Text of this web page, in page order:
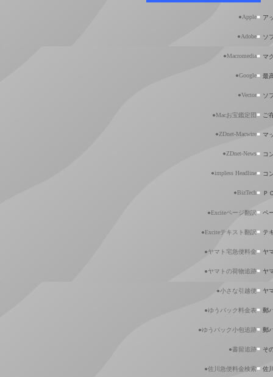
●Apple■ ア
●Adobe■ ソ
●Macromedia■ マ
●Google■ 最
●Vector■ ソ
●Macお宝鑑定団■ ご
●ZDnet-Macwire■ マ
●ZDnet-News■ コ
●impless Headline■ コ
●BizTech■ Ｐ
●Exciteページ翻訳■ ペ
●Exciteテキスト翻訳■ テ
●ヤマト宅急便料金■ ヤ
●ヤマトの荷物追跡■ ヤ
●小さな引越便■ ヤ
●ゆうパック料金表■ 郵
●ゆうパック小包追跡■ 郵
●書留追跡■ そ
●佐川急便料金検索■ 佐